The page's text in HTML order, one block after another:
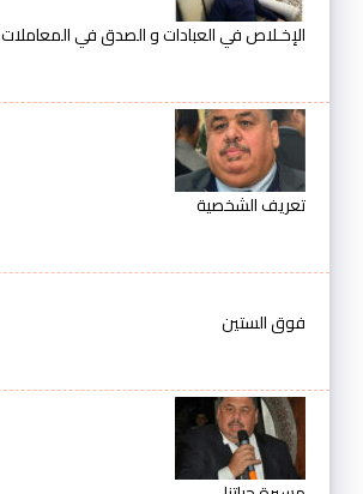
الإخـلاص في العبادات و الصدق في المعاملات
تعريف الشخصية
فوق الستين